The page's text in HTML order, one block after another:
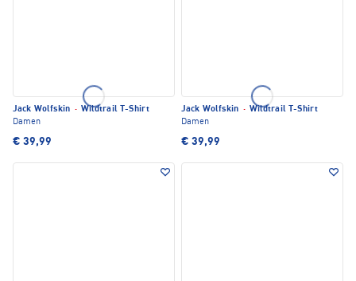
Jack Wolfskin · Wildtrail T-Shirt
Damen
€ 39,99
Jack Wolfskin · Wildtrail T-Shirt
Damen
€ 39,99